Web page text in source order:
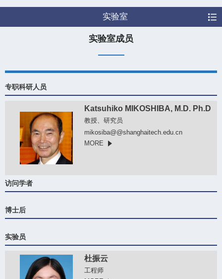
实验室
实验室成员
专职科研人员
Katsuhiko MIKOSHIBA, M.D. Ph.D
教授、研究员
mikosiba@@shanghaitech.edu.cn
MORE
访问学者
博士后
实验员
杜振云
工程师